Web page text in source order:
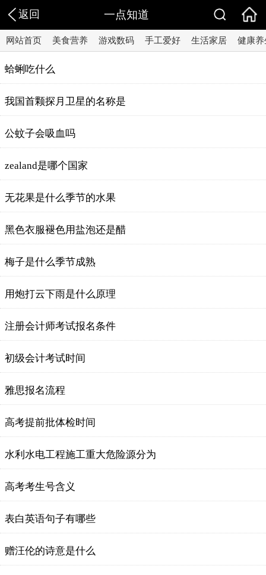
返回 一点知道
网站首页 美食营养 游戏数码 手工爱好 生活家居 健康养
蛤蜊吃什么
我国首颗探月卫星的名称是
公蚊子会吸血吗
zealand是哪个国家
无花果是什么季节的水果
黑色衣服褪色用盐泡还是醋
梅子是什么季节成熟
用炮打云下雨是什么原理
注册会计师考试报名条件
初级会计考试时间
雅思报名流程
高考提前批体检时间
水利水电工程施工重大危险源分为
高考考生号含义
表白英语句子有哪些
赠汪伦的诗意是什么